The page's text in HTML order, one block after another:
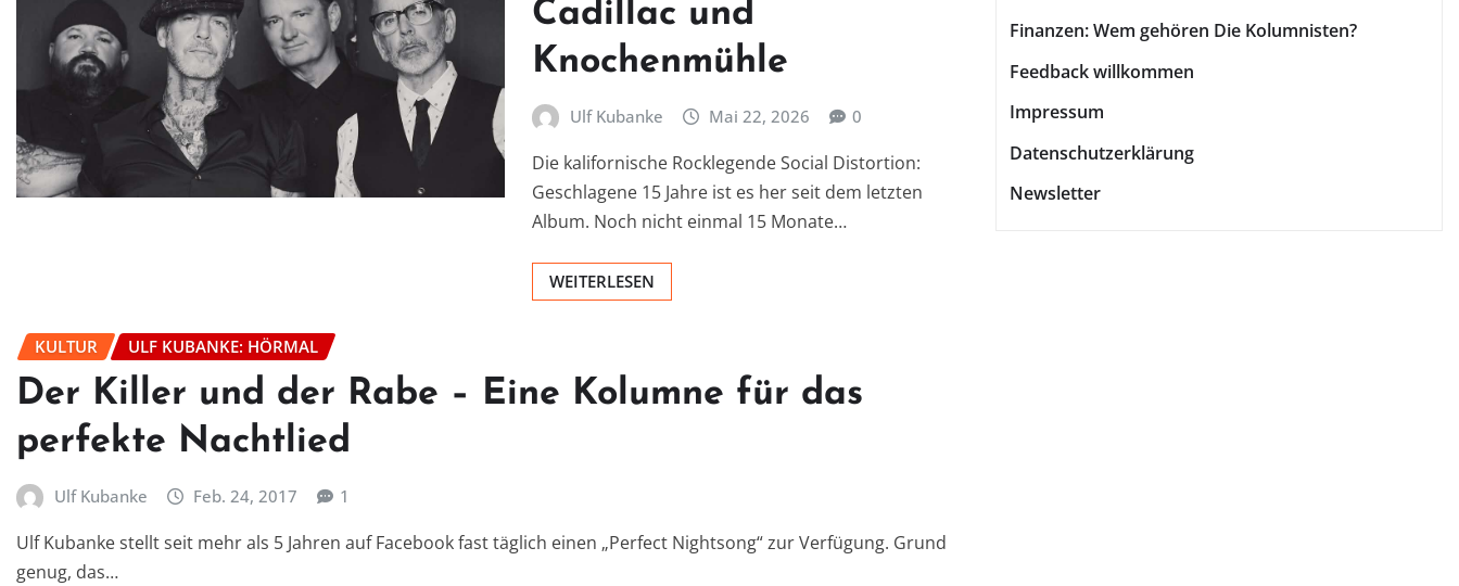
Cadillac und
Knochenmühle
Ulf Kubanke Mai 22, 2026 0
Die kalifornische Rocklegende Social Distortion:
Geschlagene 15 Jahre ist es her seit dem letzten
Album. Noch nicht einmal 15 Monate…
WEITERLESEN
KULTUR ULF KUBANKE: HÖRMAL
Der Killer und der Rabe – Eine Kolumne für das
perfekte Nachtlied
Ulf Kubanke Feb. 24, 2017 1
Ulf Kubanke stellt seit mehr als 5 Jahren auf Facebook fast täglich einen „Perfect Nightsong“ zur Verfügung. Grund
genug, das…
Finanzen: Wem gehören Die Kolumnisten?
Feedback willkommen
Impressum
Datenschutzerklärung
Newsletter